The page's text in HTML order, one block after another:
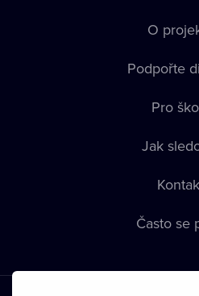
O
Podpořte
Pro
Jak
Často se